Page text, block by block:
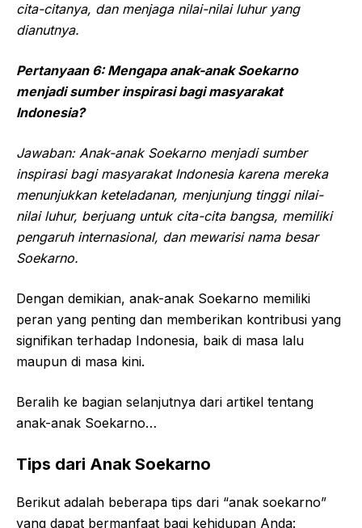
cita-citanya, dan menjaga nilai-nilai luhur yang
dianutnya.
Pertanyaan 6: Mengapa anak-anak Soekarno
menjadi sumber inspirasi bagi masyarakat
Indonesia?
Jawaban: Anak-anak Soekarno menjadi sumber
inspirasi bagi masyarakat Indonesia karena mereka
menunjukkan keteladanan, menjunjung tinggi nilai-
nilai luhur, berjuang untuk cita-cita bangsa, memiliki
pengaruh internasional, dan mewarisi nama besar
Soekarno.
Dengan demikian, anak-anak Soekarno memiliki
peran yang penting dan memberikan kontribusi yang
signifikan terhadap Indonesia, baik di masa lalu
maupun di masa kini.
Beralih ke bagian selanjutnya dari artikel tentang
anak-anak Soekarno…
Tips dari Anak Soekarno
Berikut adalah beberapa tips dari “anak soekarno”
yang dapat bermanfaat bagi kehidupan Anda: